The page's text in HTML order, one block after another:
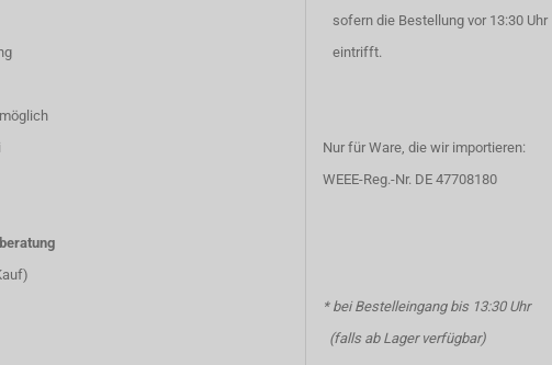
sofern die Bestellung vor 13:30 Uhr
eintrifft.
Nur für Ware, die wir importieren:
WEEE-Reg.-Nr. DE 47708180
* bei Bestelleingang bis 13:30 Uhr
(falls ab Lager verfügbar)